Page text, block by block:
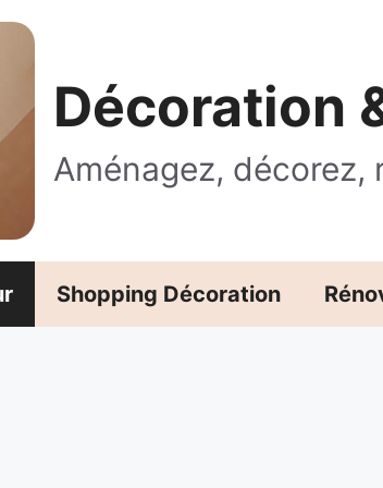
Décoration
Aménagez, décorez,
Shopping Décoration